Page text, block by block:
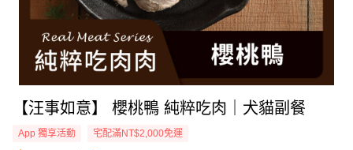
【汪事如意】 櫻桃鴨 純粹吃肉｜犬貓副餐
App 獨享活動 宅配滿NT$2,000免運